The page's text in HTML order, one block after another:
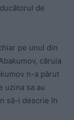
de
pe unul din
căruia
n-a părut
uzina sa au
să-i descrie în